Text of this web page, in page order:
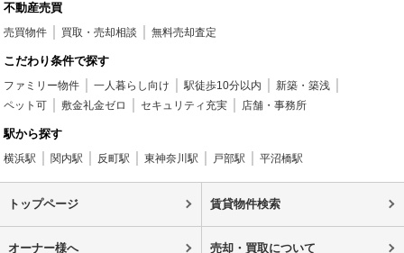
不動産売買
売買物件 買取・売却相談 無料売却査定
こだわり条件で探す
ファミリー物件 一人暮らし向け 駅徒歩10分以内
新築・築浅
ペット可
敷金礼金ゼロ セキュリティ充実 店舗・事務所
駅から探す
横浜駅 関内駅 反町駅 東神奈川駅 戸部駅 平沼橋駅
トップページ 賃貸物件検索
オーナー様へ 売却・買取について